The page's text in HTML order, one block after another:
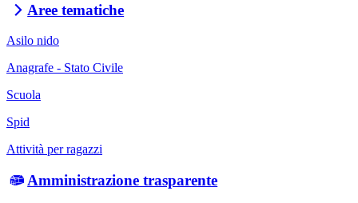
Aree tematiche
Asilo nido
Anagrafe - Stato Civile
Scuola
Spid
Attività per ragazzi
Amministrazione trasparente